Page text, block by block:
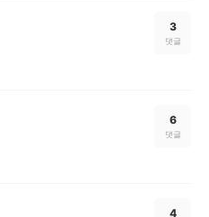
3
댓글
6
댓글
4